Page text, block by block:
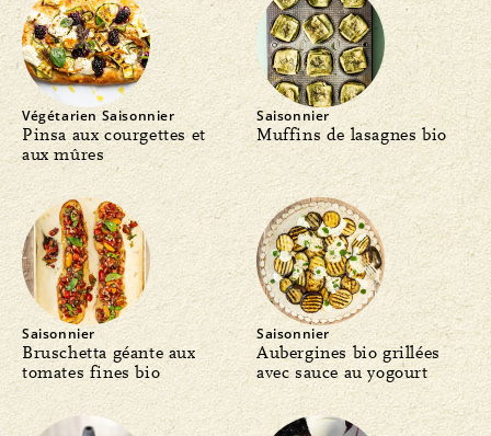
Végétarien Saisonnier
Pinsa aux courgettes et
aux mûres
Saisonnier
Muffins de lasagnes bio
Saisonnier
Bruschetta géante aux
tomates fines bio
Saisonnier
Aubergines bio grillées
avec sauce au yogourt